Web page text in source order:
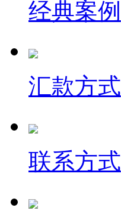
经典案例
汇款方式
联系方式